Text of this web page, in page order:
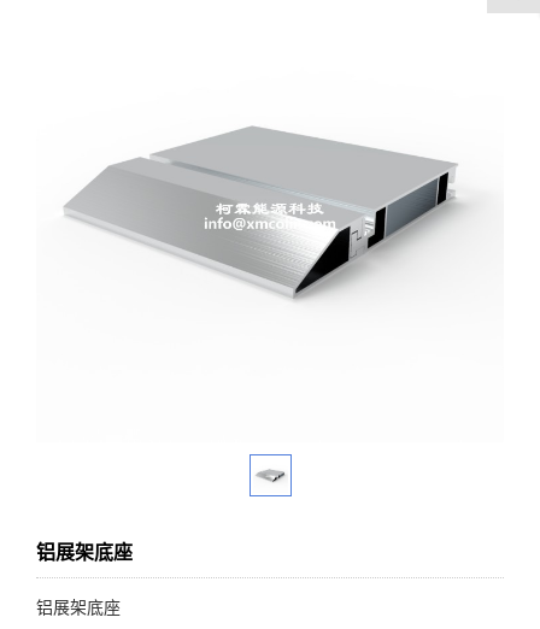
铝展架底座
铝展架底座